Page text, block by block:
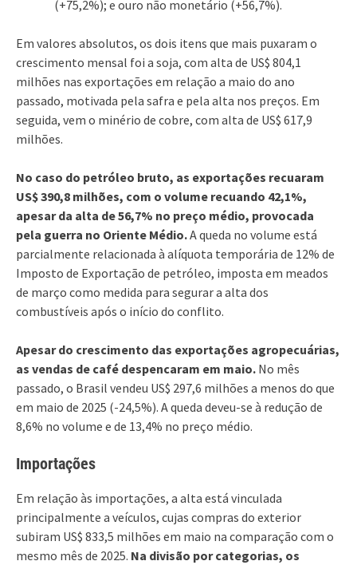
(+75,2%); e ouro não monetário (+56,7%).
Em valores absolutos, os dois itens que mais puxaram o
crescimento mensal foi a soja, com alta de US$ 804,1
milhões nas exportações em relação a maio do ano
passado, motivada pela safra e pela alta nos preços. Em
seguida, vem o minério de cobre, com alta de US$ 617,9
milhões.
No caso do petróleo bruto, as exportações recuaram
US$ 390,8 milhões, com o volume recuando 42,1%,
apesar da alta de 56,7% no preço médio, provocada
pela guerra no Oriente Médio.A queda no volume está
parcialmente relacionada à alíquota temporária de 12% de
Imposto de Exportação de petróleo, imposta em meados
de março como medida para segurar a alta dos
combustíveis após o início do conflito.
Apesar do crescimento das exportações agropecuárias,
as vendas de café despencaram em maio. No mês
passado, o Brasil vendeu US$ 297,6 milhões a menos do que
em maio de 2025 (-24,5%). A queda deveu-se à redução de
8,6% no volume e de 13,4% no preço médio.
Importações
Em relação às importações, a alta está vinculada
principalmente a veículos, cujas compras do exterior
subiram US$ 833,5 milhões em maio na comparação com o
mesmo mês de 2025. Na divisão por categorias, os